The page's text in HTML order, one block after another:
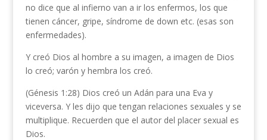
no dice que al infierno van a ir los enfermos, los que
tienen cáncer, gripe, síndrome de down etc. (esas son
enfermedades).
Y creó Dios al hombre a su imagen, a imagen de Dios
lo creó; varón y hembra los creó.
(Génesis 1:28) Dios creó un Adán para una Eva y
viceversa. Y les dijo que tengan relaciones sexuales y se
multiplique. Recuerden que el autor del placer sexual es
Dios.